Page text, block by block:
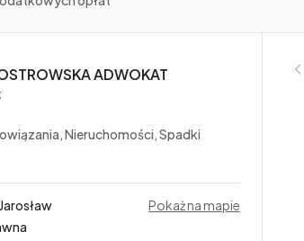
ADWOKAT
Nieruchomości, Spadki
Pokaż na mapie